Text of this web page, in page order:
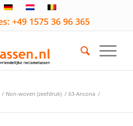
+49 1575 36 96 365
/ Non-woven (zeefdruk) / 63-Ancona /